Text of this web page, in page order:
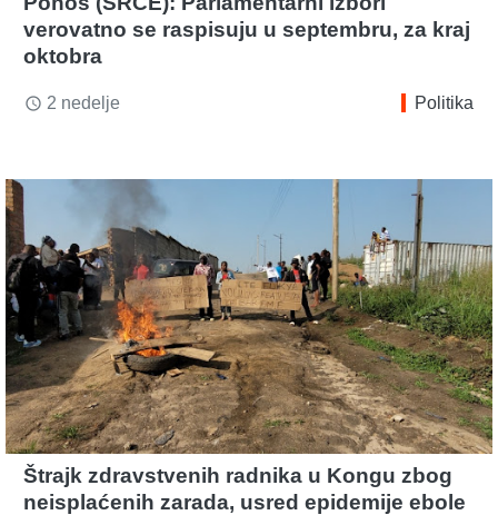
verovatno se raspisuju u septembru, za kraj
oktobra
access_time 2 nedelje Politika
Štrajk zdravstvenih radnika u Kongu zbog
neisplaćenih zarada, usred epidemije ebole